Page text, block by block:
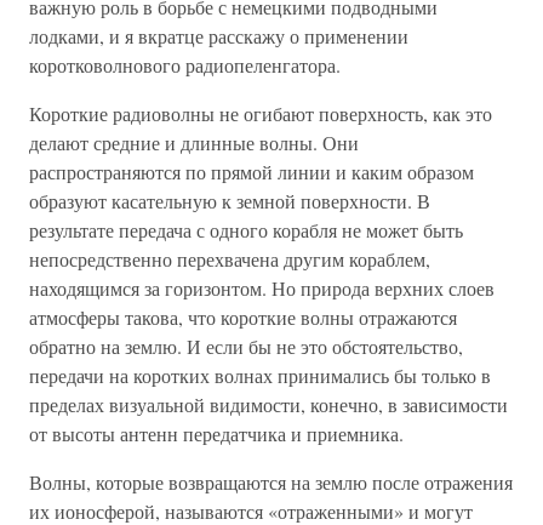
важную роль в борьбе с немецкими подводными
лодками, и я вкратце расскажу о применении
коротковолнового радиопеленгатора.
Короткие радиоволны не огибают поверхность, как это
делают средние и длинные волны. Они
распространяются по прямой линии и каким образом
образуют касательную к земной поверхности. В
результате передача с одного корабля не может быть
непосредственно перехвачена другим кораблем,
находящимся за горизонтом. Но природа верхних слоев
атмосферы такова, что короткие волны отражаются
обратно на землю. И если бы не это обстоятельство,
передачи на коротких волнах принимались бы только в
пределах визуальной видимости, конечно, в зависимости
от высоты антенн передатчика и приемника.
Волны, которые возвращаются на землю после отражения
их ионосферой, называются «отраженными» и могут